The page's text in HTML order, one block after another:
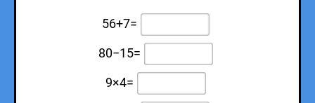
56+7=
80−15=
9×4=